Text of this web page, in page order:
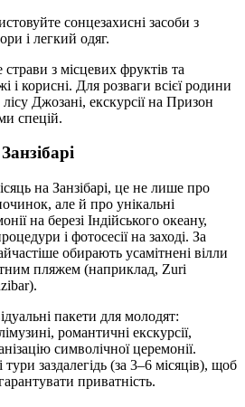
сонцезахисні засоби з
і легкий одяг.
з місцевих фруктів та
і корисні. Для розваги всієї родини
Джозані, екскурсії на Призон
спецій.
на Занзібарі, це не лише про
але й про унікальні
на березі Індійського океану,
і фотосесії на заході. За
обирають усамітнені вілли
пляжем (наприклад, Zuri
пакети для молодят:
романтичні екскурсії,
символічної церемонії.
заздалегідь (за 3–6 місяців), щоб
приватність.